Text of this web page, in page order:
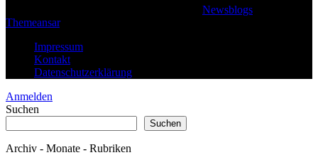
Newsblogs
Themeansar.
Impressum
Kontakt
Datenschutzerklärung
Anmelden
Suchen
Suchen
Archiv - Monate - Rubriken